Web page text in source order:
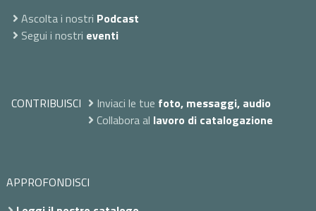
Ascolta i nostri Podcast
Segui i nostri eventi
CONTRIBUISCI Inviaci le tue foto, messaggi, audio
Collabora al lavoro di catalogazione
APPROFONDISCI